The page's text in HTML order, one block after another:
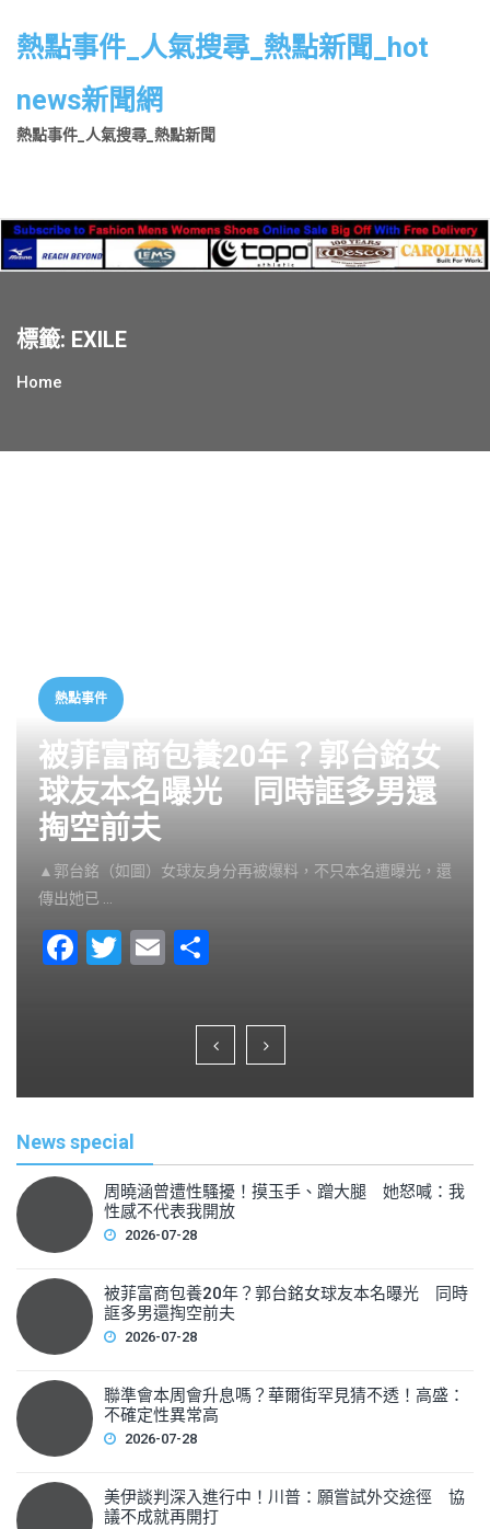
熱點事件_人氣搜尋_熱點新聞_hot
news新聞網
熱點事件_人氣搜尋_熱點新聞
標籤: EXILE
Home
熱點事件
被菲富商包養20年？郭台銘女
球友本名曝光 同時誆多男還
掏空前夫
▲郭台銘（如圖）女球友身分再被爆料，不只本名遭曝光，還
傳出她已 …
F
b
o
k
T
E
ar
e
News special
周曉涵曾遭性騷擾！摸玉手、蹭大腿 她怒喊：我
性感不代表我開放
2026-07-28
被菲富商包養20年？郭台銘女球友本名曝光 同時
誆多男還掏空前夫
2026-07-28
聯準會本周會升息嗎？華爾街罕見猜不透！高盛：
不確定性異常高
2026-07-28
美伊談判深入進行中！川普：願嘗試外交途徑 協
議不成就再開打